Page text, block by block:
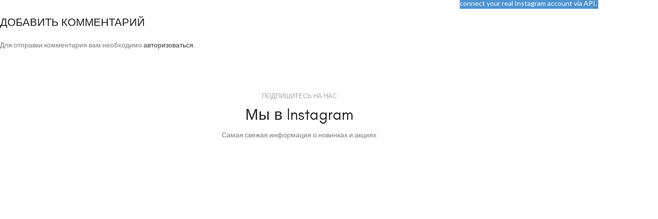
ДОБАВИТЬ КОММЕНТАРИЙ
Для отправки комментария вам необходимо авторизоваться.
connect your real Instagram account via API.
ПОДПИШИТЕСЬ НА НАС
Мы в Instagram
Самая свежая информация о новинках и акциях